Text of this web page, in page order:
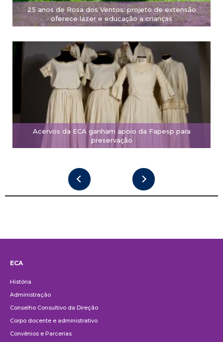
25 anos de Rosa dos Ventos: projeto de extensão
oferece lazer e educação a crianças
Acervos da ECA ganham apoio da Fapesp para
preservação
ECA
História
Administração
Conselho Consultivo da Direção
Corpo docente e administrativo
Convênios e Parcerias